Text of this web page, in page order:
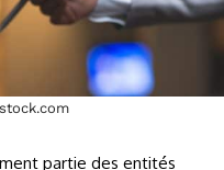
partie des entités